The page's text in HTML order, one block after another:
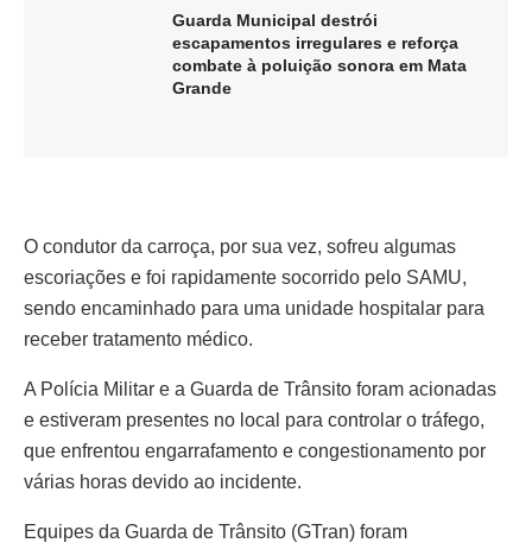
Guarda Municipal destrói
escapamentos irregulares e reforça
combate à poluição sonora em Mata
Grande
O condutor da carroça, por sua vez, sofreu algumas
escoriações e foi rapidamente socorrido pelo SAMU,
sendo encaminhado para uma unidade hospitalar para
receber tratamento médico.
A Polícia Militar e a Guarda de Trânsito foram acionadas
e estiveram presentes no local para controlar o tráfego,
que enfrentou engarrafamento e congestionamento por
várias horas devido ao incidente.
Equipes da Guarda de Trânsito (GTran) foram